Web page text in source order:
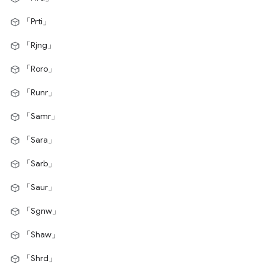
「Prti」
「Rjng」
「Roro」
「Runr」
「Samr」
「Sara」
「Sarb」
「Saur」
「Sgnw」
「Shaw」
「Shrd」